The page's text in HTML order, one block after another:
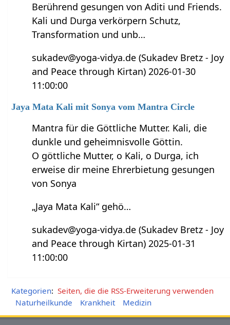
Berührend gesungen von Aditi und Friends.
Kali und Durga verkörpern Schutz,
Transformation und unb…
sukadev@yoga-vidya.de (Sukadev Bretz - Joy
and Peace through Kirtan) 2026-01-30
11:00:00
Jaya Mata Kali mit Sonya vom Mantra Circle
Mantra für die Göttliche Mutter. Kali, die
dunkle und geheimnisvolle Göttin.
O göttliche Mutter, o Kali, o Durga, ich
erweise dir meine Ehrerbietung gesungen
von Sonya
„Jaya Mata Kali“ gehö…
sukadev@yoga-vidya.de (Sukadev Bretz - Joy
and Peace through Kirtan) 2025-01-31
11:00:00
Kategorien: Seiten, die die RSS-Erweiterung verwenden
Naturheilkunde
Krankheit Medizin